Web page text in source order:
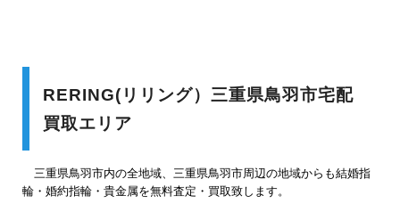
RERING(リリング）三重県鳥羽市宅配
買取エリア
三重県鳥羽市内の全地域、三重県鳥羽市周辺の地域からも結婚指
輪・婚約指輪・貴金属を無料査定・買取致します。